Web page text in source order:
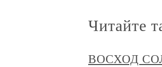
Читайте
ВОСХОД